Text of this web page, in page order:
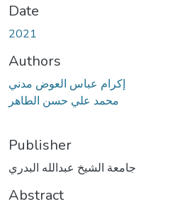
Date
2021
Authors
إكرام عباس العوض مدني
محمد علي حسن الطاهر
Publisher
جامعة الشيخ عبدالله البدري
Abstract